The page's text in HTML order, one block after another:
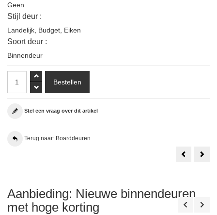
Geen
Stijl deur :
Landelijk Budget Eiken
Soort deur :
Binnendeur
Stel een vraag over dit artikel
Terug naar: Boarddeuren
Svedex
Massieve
93x234.1
Stomp
Rechts
Aanbieding: Nieuwe binnendeuren
met hoge korting